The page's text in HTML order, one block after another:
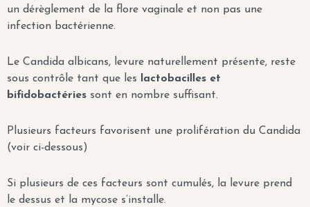
un dérèglement de la flore vaginale et non pas une
infection bactérienne.
Le Candida albicans, levure naturellement présente, reste
sous contrôle tant que les lactobacilles et
bifidobactéries sont en nombre suffisant.
Plusieurs facteurs favorisent une prolifération du Candida
(voir ci-dessous)
Si plusieurs de ces facteurs sont cumulés, la levure prend
le dessus et la mycose s’installe.